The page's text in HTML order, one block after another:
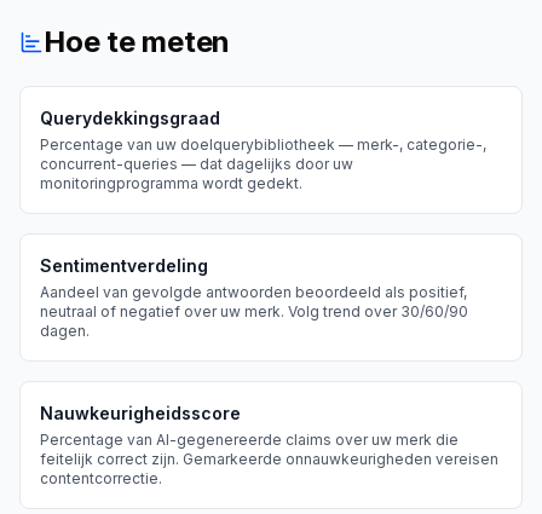
Hoe te meten
Querydekkingsgraad
Percentage van uw doelquerybibliotheek — merk-, categorie-,
concurrent-queries — dat dagelijks door uw
monitoringprogramma wordt gedekt.
Sentimentverdeling
Aandeel van gevolgde antwoorden beoordeeld als positief,
neutraal of negatief over uw merk. Volg trend over 30/60/90
dagen.
Nauwkeurigheidsscore
Percentage van AI-gegenereerde claims over uw merk die
feitelijk correct zijn. Gemarkeerde onnauwkeurigheden vereisen
contentcorrectie.